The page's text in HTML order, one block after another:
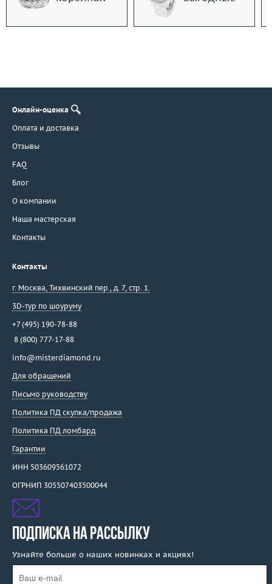
Онлайн-оценка
Оплата и доставка
Отзывы
FAQ
Блог
О компании
Наша мастерская
Контакты
Контакты
г. Москва, Тихвинский пер., д. 7, стр. 1.
3D-тур по шоуруму
+7 (495) 190-78-88
8 (800) 777-17-88
info@misterdiamond.ru
Для обращений
Письмо руководству
Политика ПД скупка/продажа
Политика ПД ломбард
Гарантии
ИНН 503609561072
ОГРНИП 305507403500044
ПОДПИСКА НА РАССЫЛКУ
Узнайте больше о наших новинках и акциях!